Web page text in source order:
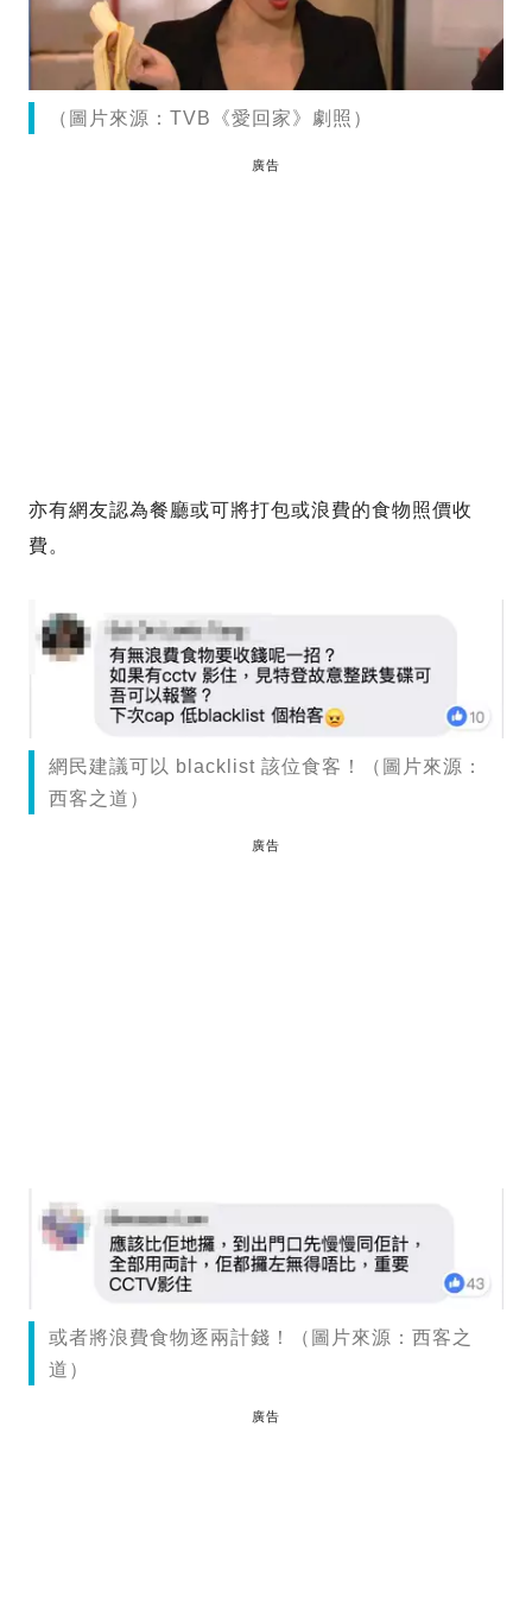
（圖片來源：TVB《愛回家》劇照）
廣告
亦有網友認為餐廳或可將打包或浪費的食物照價收
費。
網民建議可以 blacklist 該位食客！（圖片來源：
西客之道）
廣告
或者將浪費食物逐兩計錢！（圖片來源：西客之
道）
廣告